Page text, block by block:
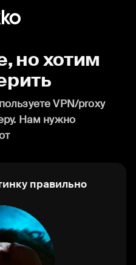
но хотим
VPN/proxy
Нам нужно
правильно